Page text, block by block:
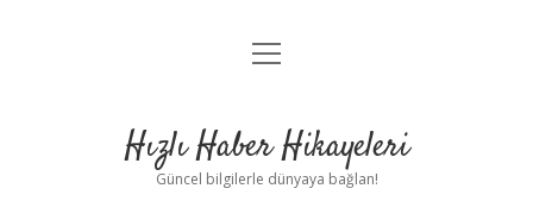
Anasayfa
Yasal Uyarı
menüyü
Hızlı Haber Hikayeleri
Güncel bilgilerle dünyaya bağlan!